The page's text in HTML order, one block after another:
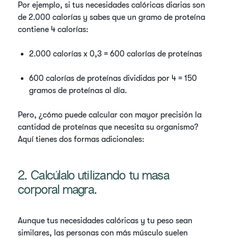
Por ejemplo, si tus necesidades calóricas diarias son
de 2.000 calorías y sabes que un gramo de proteína
contiene 4 calorías:
2.000 calorías x 0,3 = 600 calorías de proteínas
600 calorías de proteínas divididas por 4 = 150
gramos de proteínas al día.
Pero, ¿cómo puede calcular con mayor precisión la
cantidad de proteínas que necesita su organismo?
Aquí tienes dos formas adicionales:
2. Calcúlalo utilizando tu masa
corporal magra.
Aunque tus necesidades calóricas y tu peso sean
similares, las personas con más músculo suelen